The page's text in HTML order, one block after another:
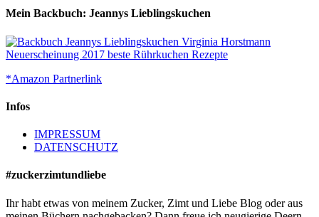
Mein Backbuch: Jeannys Lieblingskuchen
*Amazon Partnerlink
Infos
IMPRESSUM
DATENSCHUTZ
#zuckerzimtundliebe
Ihr habt etwas von meinem Zucker, Zimt und Liebe Blog oder aus